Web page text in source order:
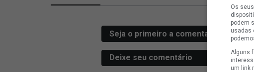
Os
podem
usadas
Alguns
um link